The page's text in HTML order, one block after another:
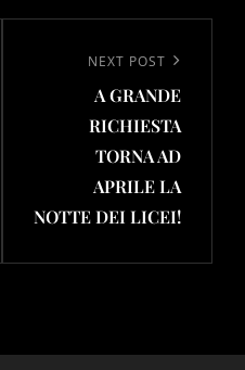
NEXT POST
A GRANDE
RICHIESTA
TORNA AD
APRILE LA
NOTTE DEI LICEI!